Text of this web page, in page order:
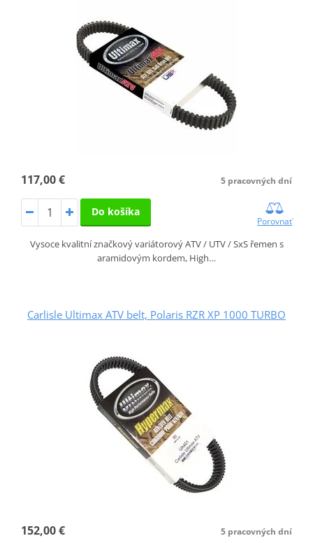
117,00 € 5 pracovných dní
Do košíka
Porovnať
Vysoce kvalitní značkový variátorový ATV / UTV / SxS řemen s
aramidovým kordem, High…
Carlisle Ultimax ATV belt, Polaris RZR XP 1000 TURBO
152,00 € 5 pracovných dní